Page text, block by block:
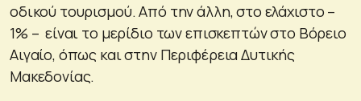
οδικού τουρισμού. Από την άλλη, στο ελάχιστο –
1% – είναι το μερίδιο των επισκεπτών στο Βόρειο
Αιγαίο, όπως και στην Περιφέρεια Δυτικής
Μακεδονίας.